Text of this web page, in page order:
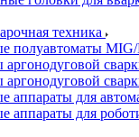
техника
полуавтоматы
аргонодуговой
аргонодуговой
аппараты для
аппараты для